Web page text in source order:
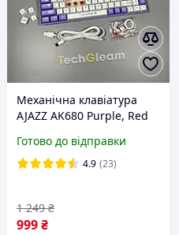
Механічна клавіатура
AJAZZ AK680 Purple, Red
Swap
Готово до відправки
4.9 (23)
999₴
1 249 ₴